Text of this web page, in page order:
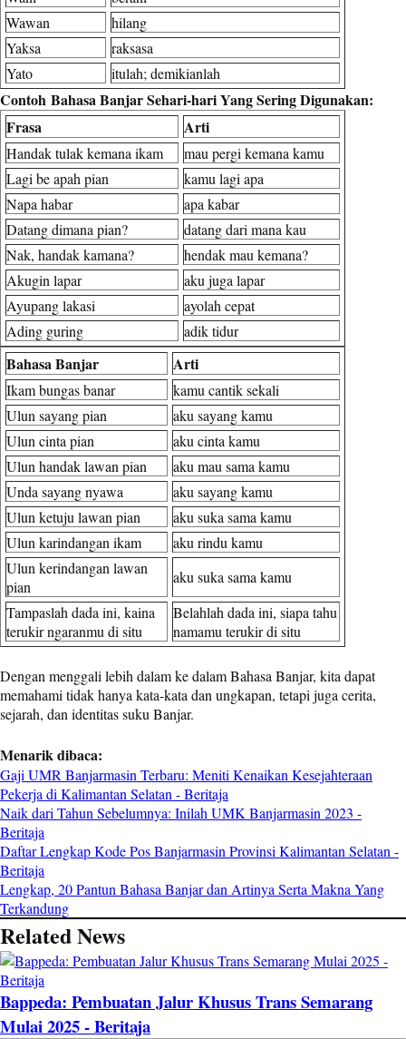
Wawan
hilang
Yaksa
raksasa
Yato
itulah; demikianlah
Contoh Bahasa Banjar Sehari-hari Yang Sering Digunakan:
Frasa
Arti
Handak tulak kemana ikam
mau pergi kemana kamu
Lagi be apah pian
kamu lagi apa
Napa habar
apa kabar
Datang dimana pian?
datang dari mana kau
Nak, handak kamana?
hendak mau kemana?
Akugin lapar
aku juga lapar
Ayupang lakasi
ayolah cepat
Ading guring
adik tidur
Bahasa Banjar Arti
Ikam bungas banar
kamu cantik sekali
Ulun sayang pian
aku sayang kamu
Ulun cinta pian
aku cinta kamu
Ulun handak lawan pian
aku mau sama kamu
Unda sayang nyawa
aku sayang kamu
Ulun ketuju lawan pian
aku suka sama kamu
Ulun karindangan ikam
aku rindu kamu
Ulun kerindangan lawan
pian
aku suka sama kamu
Tampaslah dada ini, kaina
terukir ngaranmu di situ
Belahlah dada ini, siapa tahu
namamu terukir di situ
Dengan menggali lebih dalam ke dalam Bahasa Banjar, kita dapat
memahami tidak hanya kata-kata dan ungkapan, tetapi juga cerita,
sejarah, dan identitas suku Banjar.
Menarik dibaca:
Gaji UMR Banjarmasin Terbaru: Meniti Kenaikan Kesejahteraan
Pekerja di Kalimantan Selatan - Beritaja
Naik dari Tahun Sebelumnya: Inilah UMK Banjarmasin 2023 -
Beritaja
Daftar Lengkap Kode Pos Banjarmasin Provinsi Kalimantan Selatan -
Beritaja
Lengkap, 20 Pantun Bahasa Banjar dan Artinya Serta Makna Yang
Terkandung
Related News
Bappeda: Pembuatan Jalur Khusus Trans Semarang
Mulai 2025 - Beritaja